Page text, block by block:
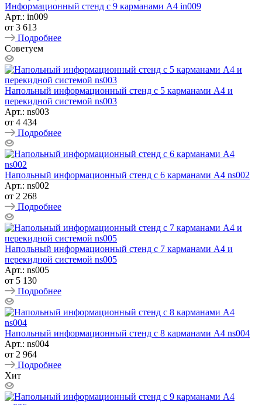
Информационный стенд с 9 карманами А4 in009
Арт.: in009
от 3 613
Подробнее
Советуем
Напольный информационный стенд с 5 карманами А4 и
перекидной системой ns003
Арт.: ns003
от 4 434
Подробнее
Напольный информационный стенд с 6 карманами А4 ns002
Арт.: ns002
от 2 268
Подробнее
Напольный информационный стенд с 7 карманами А4 и
перекидной системой ns005
Арт.: ns005
от 5 130
Подробнее
Напольный информационный стенд с 8 карманами А4 ns004
Арт.: ns004
от 2 964
Подробнее
Хит